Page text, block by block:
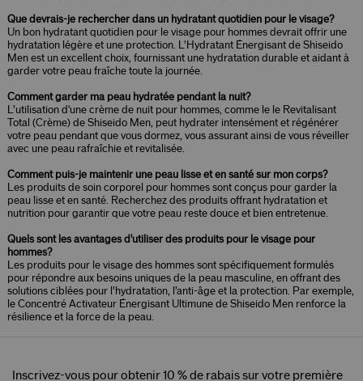
Que devrais-je rechercher dans un hydratant quotidien pour le visage?
Un bon hydratant quotidien pour le visage pour hommes devrait offrir une
hydratation légère et une protection. L’Hydratant Énergisant de Shiseido
Men est un excellent choix, fournissant une hydratation durable et aidant à
garder votre peau fraîche toute la journée.
Comment garder ma peau hydratée pendant la nuit?
L’utilisation d'une crème de nuit pour hommes, comme le le Revitalisant
Total (Crème) de Shiseido Men, peut hydrater intensément et régénérer
votre peau pendant que vous dormez, vous assurant ainsi de vous réveiller
avec une peau rafraîchie et revitalisée.
Comment puis-je maintenir une peau lisse et en santé sur mon corps?
Les produits de soin corporel pour hommes sont conçus pour garder la
peau lisse et en santé. Recherchez des produits offrant hydratation et
nutrition pour garantir que votre peau reste douce et bien entretenue.
Quels sont les avantages d'utiliser des produits pour le visage pour
hommes?
Les produits pour le visage des hommes sont spécifiquement formulés
pour répondre aux besoins uniques de la peau masculine, en offrant des
solutions ciblées pour l’hydratation, l’anti-âge et la protection. Par exemple,
le Concentré Activateur Énergisant Ultimune de Shiseido Men renforce la
résilience et la force de la peau.
Inscrivez-vous pour obtenir 10 % de rabais sur votre première